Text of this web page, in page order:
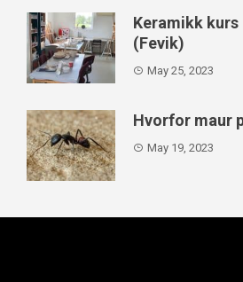
Keramikk
(Fevik)
May 25, 2023
Hvorfor maur
May 19, 2023